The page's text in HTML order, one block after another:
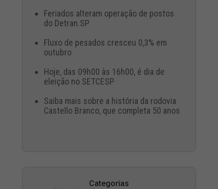
Feriados alteram operação de postos
do Detran.SP
Fluxo de pesados cresceu 0,3% em
outubro
Hoje, das 09h00 às 16h00, é dia de
eleição no SETCESP
Saiba mais sobre a história da rodovia
Castello Branco, que completa 50 anos
Categorias